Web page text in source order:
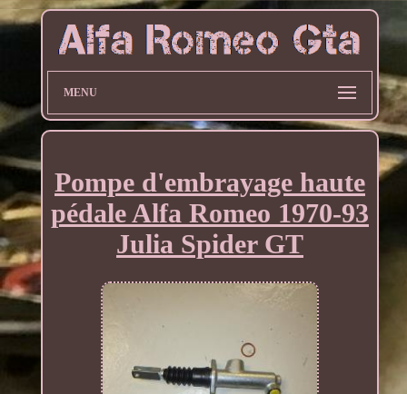
MENU
Pompe d'embrayage haute
pédale Alfa Romeo 1970-93
Julia Spider GT